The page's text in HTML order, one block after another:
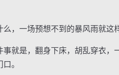
一场预想不到的暴风雨就这
就是，翻身下床，胡乱穿衣，
。